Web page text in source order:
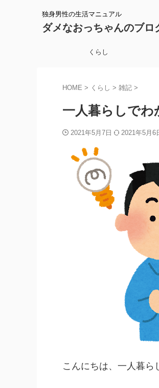
独身男性の生活マニュアル
ダメなおっちゃんのブロ
くらし
HOME > くらし > 雑記 >
一人暮らしでわ
2021年5月7日 2021年5月6
こんにちは、一人暮ら